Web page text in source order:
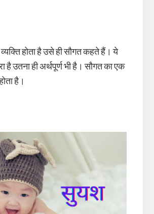
होता है उसे ही सौगत कहते हैं। ये
है उतना ही अर्थपूर्ण भी है। सौगत का एक
है।